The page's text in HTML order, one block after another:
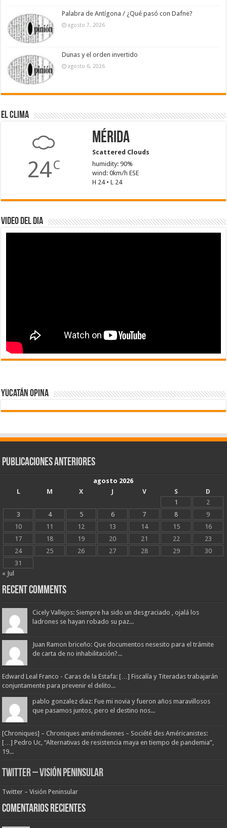
Palabra de Antígona / ¿Qué pasó con Dafne?
agosto 7, 2026
Dunas y el orden invertido
agosto 6, 2026
El Clima
24C
Mérida
Scattered Clouds
humidity: 90%
wind: 0km/h ESE
H 24 • L 24
Video del dia
Yucatán Opina
Publicaciones Anteriores
agosto 2026
L
M X J V S
D
1
2
3
4 5 6 7 8
9
10
11 12 13 14 15
16
17
18 19 20 21 22
23
24
25 26 27 28 29
30
31
« Jul
Recent Comments
Cicely Vallejos: Siempre ha sido un desgraciado , ojalá los
ladrones se hayan robado su paz...
Juan Ramon briceño: Que documentos nesesito para el trámite
de carta de no inhabilitación?...
Edward Leal Franco - Caras de la Estafa: […] Fiscalía y Titeradas trabajarán
conjuntamente para prevenir el delito...
pablo gonzalez diaz: Fue mi novia y fueron años maravillosos
que pasamos juntos, pero el destino nos...
[Chroniques] – Chroniques amérindiennes – Société des Américanistes:
[…] Pedro Uc, “Alternativas de resistencia maya en tiempo de pandemia”,
19...
Twitter – Visión Peninsular
Twitter – Visión Peninsular
Comentarios Recientes